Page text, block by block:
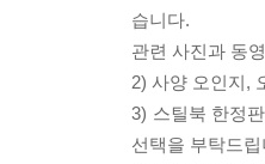
습니다.
관련 사진과 동
2) 사양 오인지,
3) 스틸북 한정
선택을 부탁드립